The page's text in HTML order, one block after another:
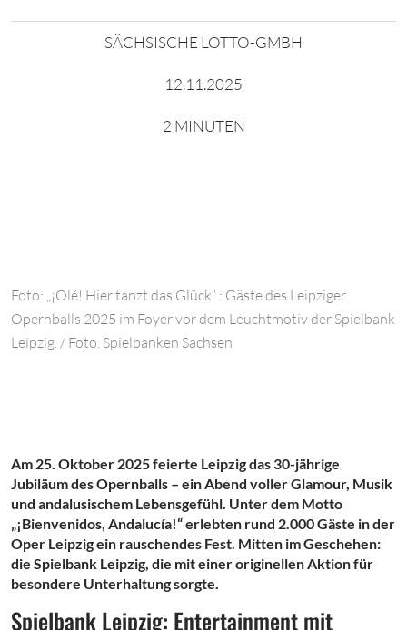
SÄCHSISCHE LOTTO-GMBH
12.11.2025
2 MINUTEN
Foto: „¡Olé! Hier tanzt das Glück“ : Gäste des Leipziger
Opernballs 2025 im Foyer vor dem Leuchtmotiv der Spielbank
Leipzig. / Foto. Spielbanken Sachsen
Am 25. Oktober 2025 feierte Leipzig das 30-jährige
Jubiläum des Opernballs – ein Abend voller Glamour, Musik
und andalusischem Lebensgefühl. Unter dem Motto
„¡Bienvenidos, Andalucía!“ erlebten rund 2.000 Gäste in der
Oper Leipzig ein rauschendes Fest. Mitten im Geschehen:
die Spielbank Leipzig, die mit einer originellen Aktion für
besondere Unterhaltung sorgte.
Spielbank Leipzig: Entertainment mit